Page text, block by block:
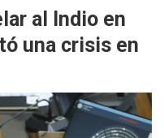
al Indio en
una crisis en